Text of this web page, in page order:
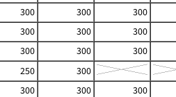
300 300 300
300 300 300
300 300 300
250
300
300 300 300